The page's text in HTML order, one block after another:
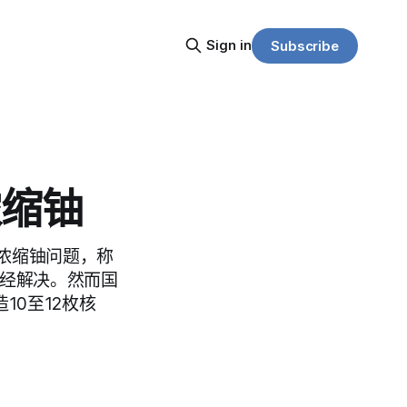
Sign in Subscribe
铀
缩铀问题，称
解决。然而国
10至12枚核